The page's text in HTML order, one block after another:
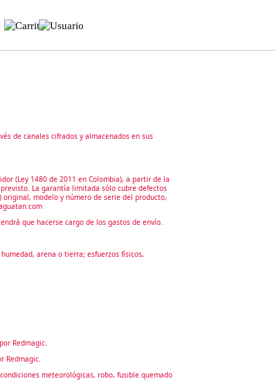
de canales cifrados y almacenados en sus
(Ley 1480 de 2011 en Colombia), a partir de la
La garantía limitada sólo cubre defectos
modelo y número de serie del producto,
que hacerse cargo de los gastos de envío.
arena o tierra; esfuerzos físicos,
Redmagic.
Redmagic.
meteorológicas, robo, fusible quemado